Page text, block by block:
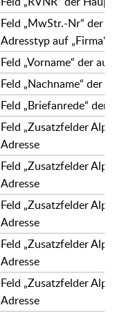
Feld „MwStr.-Nr“ der
Adresstyp auf „Firma“
Feld „Vorname“ der
Feld „Nachname“ der
Feld „Briefanrede“ der
Feld „Zusatzfelder
Adresse
Feld „Zusatzfelder
Adresse
Feld „Zusatzfelder
Adresse
Feld „Zusatzfelder
Adresse
Feld „Zusatzfelder
Adresse